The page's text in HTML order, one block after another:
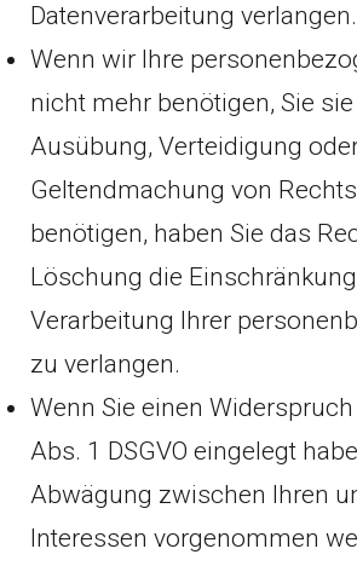
Datenverarbeitung verlangen.
Wenn wir Ihre
nicht mehr benötigen, Sie
Ausübung, Verteidigung
Geltendmachung von
benötigen, haben Sie das
Löschung die
Verarbeitung Ihrer
zu verlangen.
Wenn Sie einen
Abs. 1 DSGVO eingelegt
Abwägung zwischen Ihren
Interessen vorgenommen